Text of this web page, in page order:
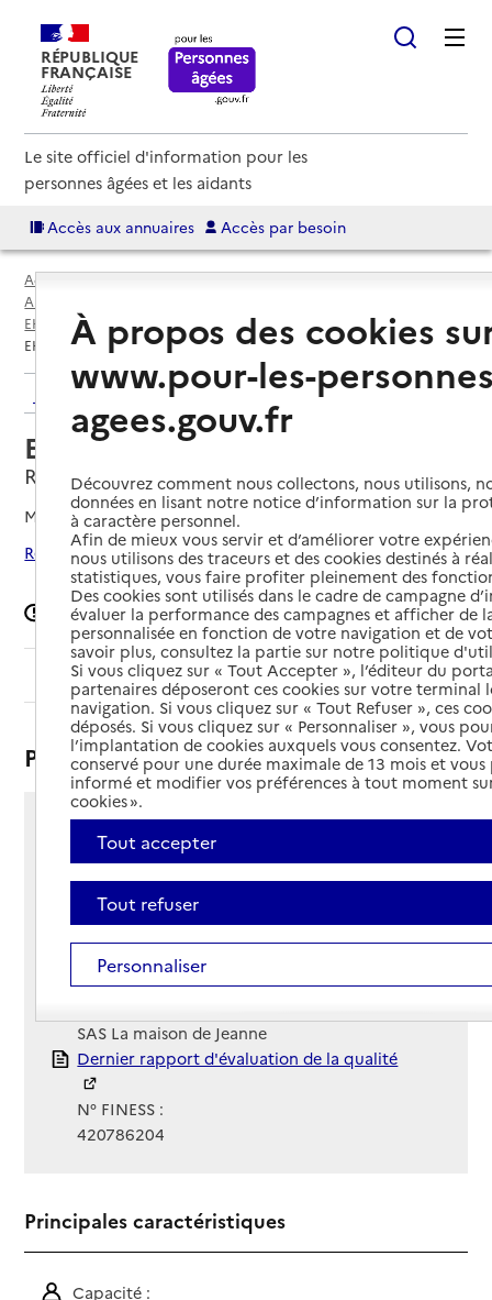
RÉPUBLIQUE
FRANÇAISE
Le site officiel d'information pour les
personnes âgées et les aidants
Accès aux annuaires Accès par besoin
Accueil
Espace annuaire
Annuaire EHPAD et maisons de retraite
EHPAD par département
Loire (42)
Roanne
EHPAD La maison de Jeanne
Retour aux résultats de l'annuaire
EHPAD La maison de Jeanne
Roanne, LOIRE
Mis à jour le23/04/2026
Rechercher les établissements autour de Roanne
Signaler une erreur
Sommaire
Présentation
15 rue de l’Abbe Goulard
42300 - Roanne
Voir itinéraire
Téléphone :
04 77 68 32 02
Contact
Contact
Site Internet
Site internet
SAS La maison de Jeanne
Rapport HAS
Dernier rapport d'évaluation de la qualité
N° FINESS :
420786204
Principales caractéristiques
Capacité :
À propos des cookies
www.pour-les-
agees.gouv.fr
Découvrez comment nous collectons, nous utilisons,
données en lisant notre notice d’information sur la
à caractère personnel.
Afin de mieux vous servir et d’améliorer votre
nous utilisons des traceurs et des cookies destinés à
statistiques, vous faire profiter pleinement des
Des cookies sont utilisés dans le cadre de campagne
évaluer la performance des campagnes et afficher de
personnalisée en fonction de votre navigation et de
savoir plus, consultez la partie sur notre politique
Si vous cliquez sur « Tout Accepter », l’éditeur du
partenaires déposeront ces cookies sur votre terminal
navigation. Si vous cliquez sur « Tout Refuser », ces
déposés. Si vous cliquez sur « Personnaliser », vous
l’implantation de cookies auxquels vous consentez.
conservé pour une durée maximale de 13 mois et
informé et modifier vos préférences à tout moment
cookies ».
Tout accepter
Tout refuser
Personnaliser